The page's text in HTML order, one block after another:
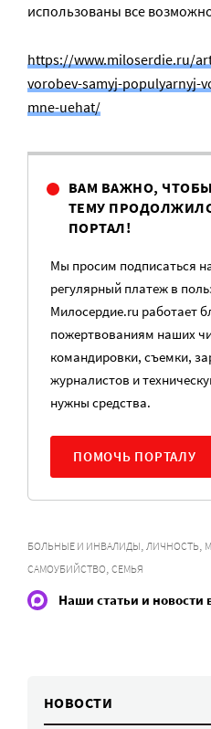
использованы все
https://www.miloserdie.ru/
vorobev-samyj-populyarnyj-
mne-uehat/
ВАМ ВАЖНО,
ТЕМУ
ПОРТАЛ!
Мы просим подписаться
регулярный платеж в
Милосердие.ru работает
пожертвованиям наших
командировки, съемки,
журналистов и
нужны средства.
ПОМОЧЬ ПОРТАЛУ
БОЛЬНЫЕ И ИНВАЛИДЫ ЛИЧНОСТЬ
САМОУБИЙСТВО СЕМЬЯ
Наши статьи и
НОВОСТИ